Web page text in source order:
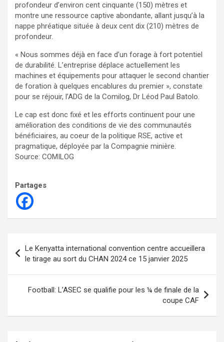
profondeur d’environ cent cinquante (150) mètres et
montre une ressource captive abondante, allant jusqu’à la
nappe phréatique située à deux cent dix (210) mètres de
profondeur.
« Nous sommes déjà en face d’un forage à fort potentiel
de durabilité. L’entreprise déplace actuellement les
machines et équipements pour attaquer le second chantier
de foration à quelques encablures du premier », constate
pour se réjouir, l’ADG de la Comilog, Dr Léod Paul Batolo.
Le cap est donc fixé et les efforts continuent pour une
amélioration des conditions de vie des communautés
bénéficiaires, au coeur de la politique RSE, active et
pragmatique, déployée par la Compagnie minière.
Source: COMILOG
Partages
de
l’article
Le Kenyatta international convention centre accueillera
le tirage au sort du CHAN 2024 ce 15 janvier 2025
Football: L’ASEC se qualifie pour les ¼ de finale de la
coupe CAF